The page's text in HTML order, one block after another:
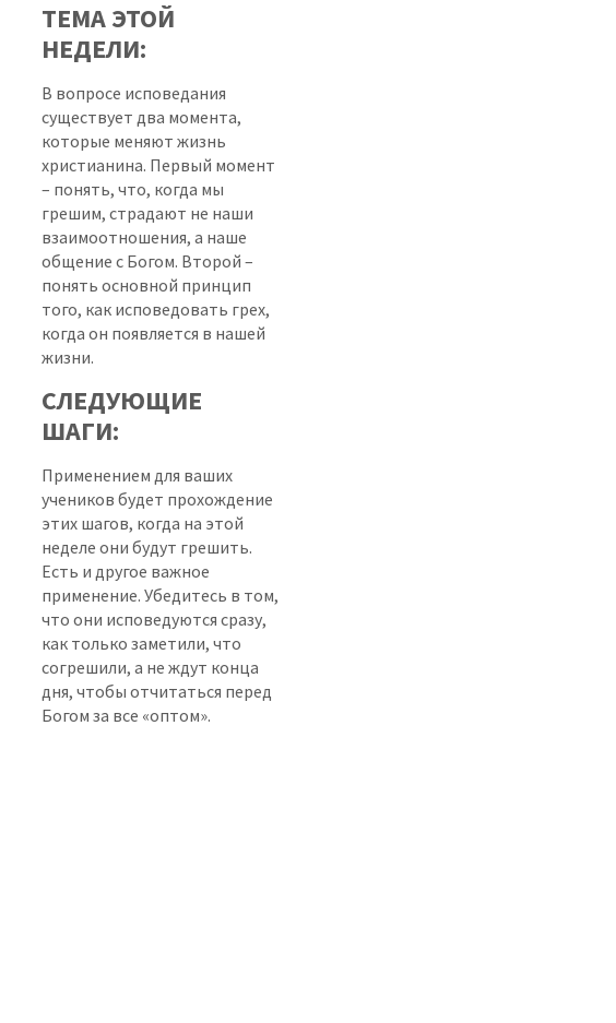
ТЕМА ЭТОЙ
НЕДЕЛИ:
В вопросе исповедания
существует два момента,
которые меняют жизнь
христианина. Первый момент
– понять, что, когда мы
грешим, страдают не наши
взаимоотношения, а наше
общение с Богом. Второй –
понять основной принцип
того, как исповедовать грех,
когда он появляется в нашей
жизни.
СЛЕДУЮЩИЕ
ШАГИ:
Применением для ваших
учеников будет прохождение
этих шагов, когда на этой
неделе они будут грешить.
Есть и другое важное
применение. Убедитесь в том,
что они исповедуются сразу,
как только заметили, что
согрешили, а не ждут конца
дня, чтобы отчитаться перед
Богом за все «оптом».